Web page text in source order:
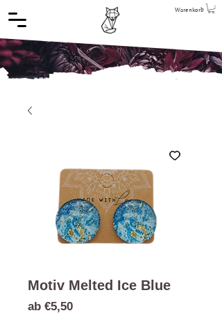
Warenkorb
Motiv Melted Ice Blue
ab €5,50Sale-